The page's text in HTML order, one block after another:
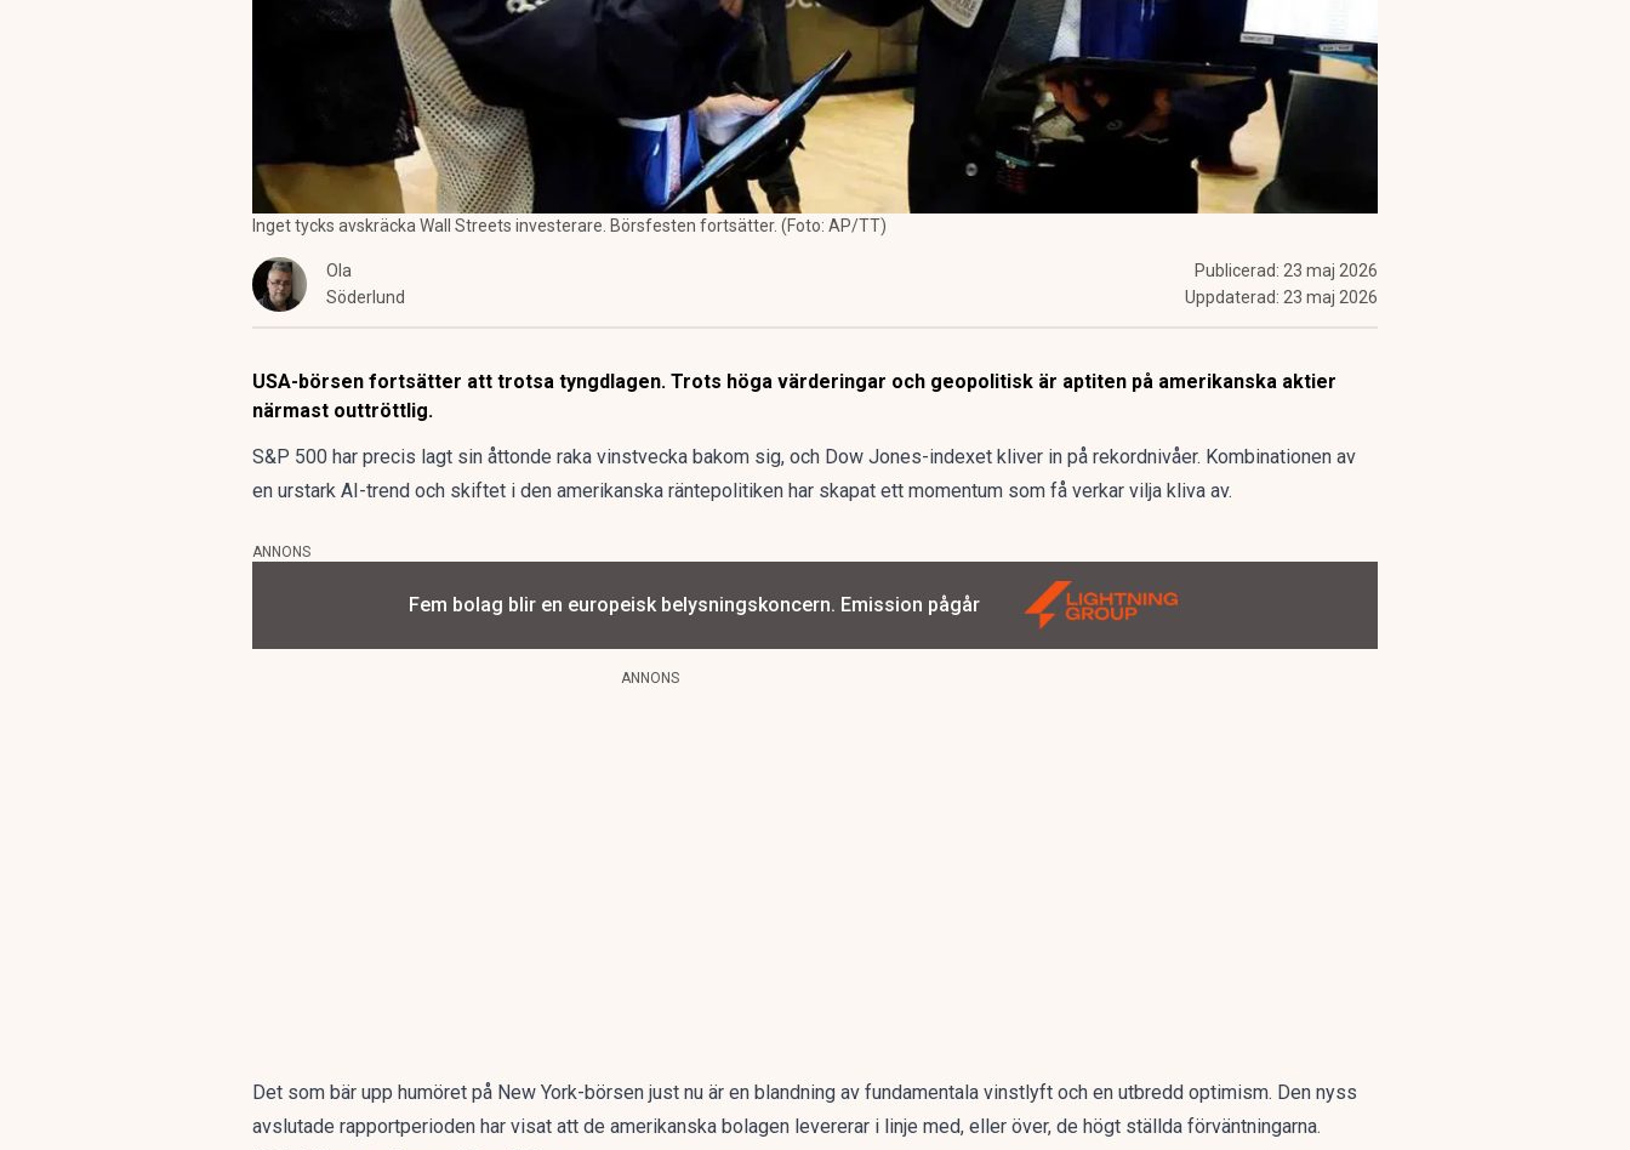
Inget tycks avskräcka Wall Streets investerare. Börsfesten fortsätter. (Foto: AP/TT)
Ola
Söderlund
Publicerad: 23 maj 2026
Uppdaterad: 23 maj 2026
USA-börsen fortsätter att trotsa tyngdlagen. Trots höga värderingar och geopolitisk är aptiten på amerikanska aktier
närmast outtröttlig.
S&P 500 har precis lagt sin åttonde raka vinstvecka bakom sig, och Dow Jones-indexet kliver in på rekordnivåer. Kombinationen av
en urstark AI-trend och skiftet i den amerikanska räntepolitiken har skapat ett momentum som få verkar vilja kliva av.
ANNONS
Fem bolag blir en europeisk belysningskoncern. Emission pågår
ANNONS
Det som bär upp humöret på New York-börsen just nu är en blandning av fundamentala vinstlyft och en utbredd optimism. Den nyss
avslutade rapportperioden har visat att de amerikanska bolagen levererar i linje med, eller över, de högt ställda förväntningarna.